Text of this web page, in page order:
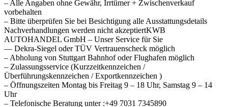
– Alle Angaben ohne Gewähr, Irrtümer + Zwischenverkauf
vorbehalten
– Bitte überprüfen Sie bei Besichtigung alle Ausstattungsdetails
Nachverhandlungen werden nicht akzeptiertKWB
AUTOHANDEL GmbH – Unser Service für Sie
— Dekra-Siegel oder TÜV Vertrauenscheck möglich
– Abholung von Stuttgart Bahnhof oder Flughafen möglich
– Zulassungsservice (Kurzzeitkennzeichen /
Überführungskennzeichen / Exportkennzeichen )
– Öffnungszeiten Montag bis Freitag 9 – 18 Uhr, Samstag 9 – 14
Uhr
– Telefonische Beratung unter :+49 7031 7345890